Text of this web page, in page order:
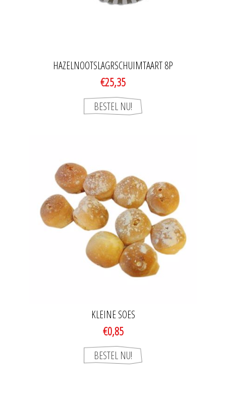
HAZELNOOTSLAGRSCHUIMTAART 8P
€25,35
KLEINE SOES
€0,85